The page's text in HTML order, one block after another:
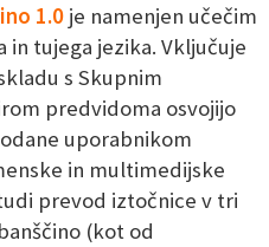
1.0 je namenjen učečim
in tujega jezika. Vključuje
s Skupnim
predvidoma osvojijo
uporabnikom
in multimedijske
prevod iztočnice v tri
(kot od